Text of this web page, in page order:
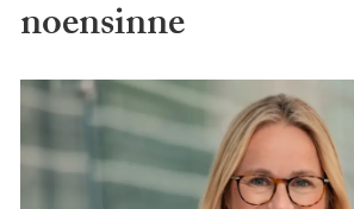
noensinne